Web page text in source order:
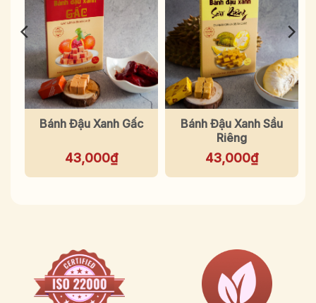
Bánh Đậu Xanh Gấc
43,000₫
Bánh Đậu Xanh Sầu
Riêng
43,000₫